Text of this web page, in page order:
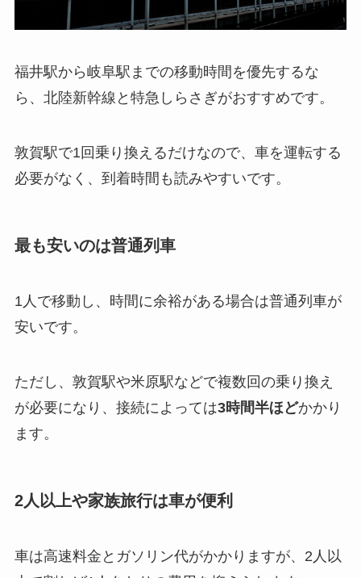
福井駅から岐阜駅までの移動時間を優先するな
ら、北陸新幹線と特急しらさぎがおすすめです。
敦賀駅で1回乗り換えるだけなので、車を運転する
必要がなく、到着時間も読みやすいです。
最も安いのは普通列車
1人で移動し、時間に余裕がある場合は普通列車が
安いです。
ただし、敦賀駅や米原駅などで複数回の乗り換え
が必要になり、接続によっては3時間半ほどかかり
ます。
2人以上や家族旅行は車が便利
車は高速料金とガソリン代がかかりますが、2人以